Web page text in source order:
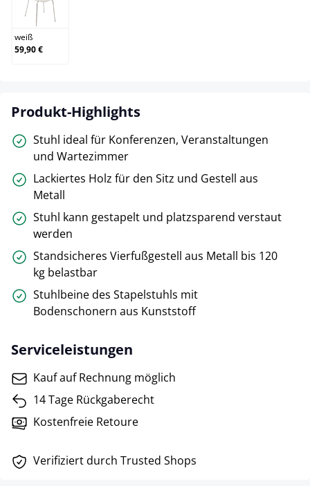
weiß
weiß
59,90 €
Produkt-Highlights
Stuhl ideal für Konferenzen, Veranstaltungen
und Wartezimmer
Lackiertes Holz für den Sitz und Gestell aus
Metall
Stuhl kann gestapelt und platzsparend verstaut
werden
Standsicheres Vierfußgestell aus Metall bis 120
kg belastbar
Stuhlbeine des Stapelstuhls mit
Bodenschonern aus Kunststoff
Serviceleistungen
Kauf auf Rechnung möglich
14 Tage Rückgaberecht
Kostenfreie Retoure
Verifiziert durch Trusted Shops